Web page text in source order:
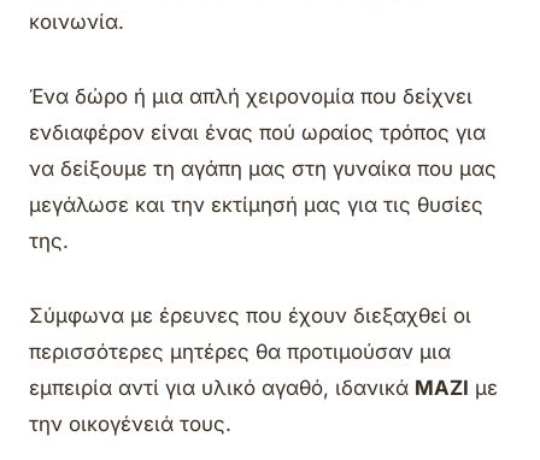
κοινωνία.
Ένα δώρο ή μια απλή χειρονομία που δείχνει
ενδιαφέρον είναι ένας πού ωραίος τρόπος για
να δείξουμε τη αγάπη μας στη γυναίκα που μας
μεγάλωσε και την εκτίμησή μας για τις θυσίες
της.
Σύμφωνα με έρευνες που έχουν διεξαχθεί οι
περισσότερες μητέρες θα προτιμούσαν μια
εμπειρία αντί για υλικό αγαθό, ιδανικά ΜΑΖΙ με
την οικογένειά τους.